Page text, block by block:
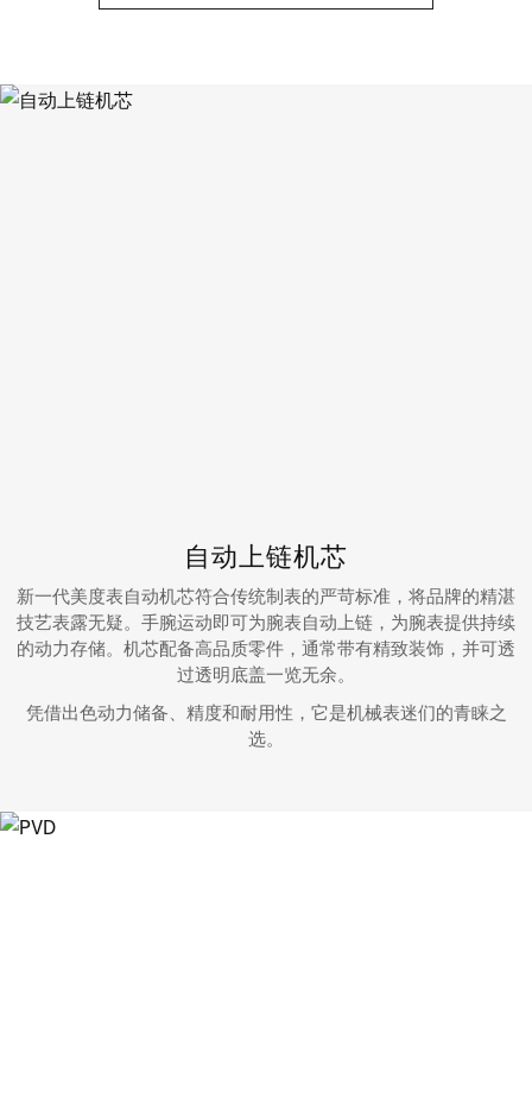
自动上链机芯
新一代美度表自动机芯符合传统制表的严苛标准，将品牌的精湛
技艺表露无疑。手腕运动即可为腕表自动上链，为腕表提供持续
的动力存储。机芯配备高品质零件，通常带有精致装饰，并可透
过透明底盖一览无余。
凭借出色动力储备、精度和耐用性，它是机械表迷们的青睐之
选。